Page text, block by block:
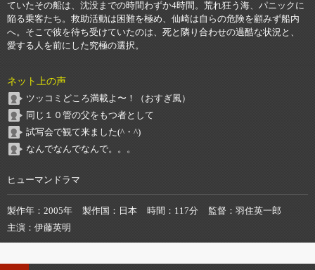
ていたその船は、沈没までの時間わずか4時間。荒れ狂う海、パニックに
陥る乗客たち。救助活動は困難を極め、仙崎は自らの危険を顧みず船内
へ。そこで彼を待ち受けていたのは、死と隣り合わせの過酷な状況と、
愛する人を前にした究極の選択。
ネット上の声
ツッコミどころ満載よ〜！（おすぎ風）
同じ１０管の父をもつ者として
試写会で観て来ました(^・^)
なんでなんでなんで。。。
ヒューマンドラマ
製作年 2005年 製作国 日本 時間 117分 監督
羽住英一郎
主演
伊藤英明